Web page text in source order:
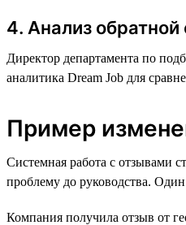
4. Анализ
Директор департамента по
аналитика Dream Job для
Пример
Системная работа с отзывами
проблему до руководства.
Компания получила отзыв от